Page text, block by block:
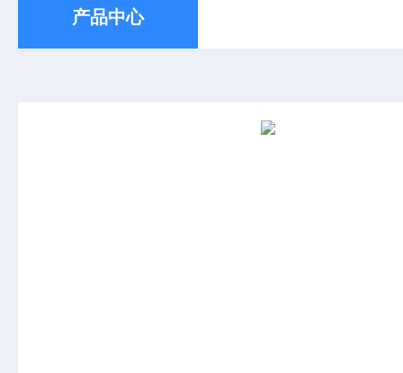
产品中心